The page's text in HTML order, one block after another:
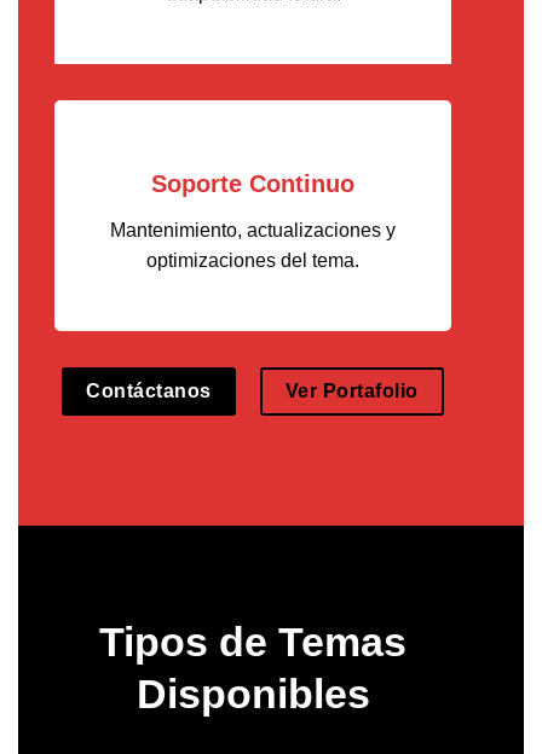
Soporte Continuo
Mantenimiento, actualizaciones y
optimizaciones del tema.
Contáctanos Ver Portafolio
Tipos de Temas
Disponibles